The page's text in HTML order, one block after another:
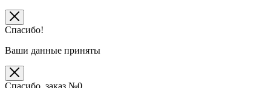
Спасибо!
Ваши данные приняты
Спасибо, заказ №0